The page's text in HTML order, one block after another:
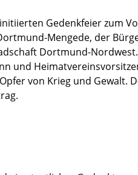
Gedenkfeier zum
Mengede, der
Dortmund-
und
von Krieg und Gewalt.